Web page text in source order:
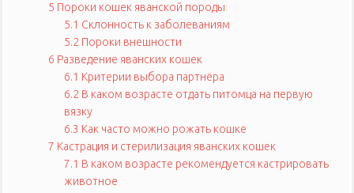
5 Пороки кошек яванской породы
5.1 Склонность к заболеваниям
5.2 Пороки внешности
6 Разведение яванских кошек
6.1 Критерии выбора партнёра
6.2 В каком возрасте отдать питомца на первую
вязку
6.3 Как часто можно рожать кошке
7 Кастрация и стерилизация яванских кошек
7.1 В каком возрасте рекомендуется кастрировать
животное